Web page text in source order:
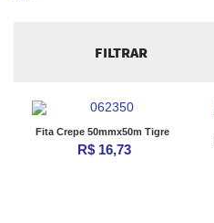
FILTRAR
Ordenar por:
Fita Crepe 50mmx50m Tigre
R$ 16,73